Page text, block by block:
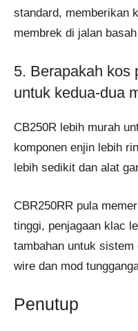
standard, memberikan
membrek di jalan
5. Berapakah kos
untuk kedua-dua
CB250R lebih murah
komponen enjin lebih
lebih sedikit dan alat
CBR250RR pula
tinggi, penjagaan klac
tambahan untuk
wire dan mod
Penutup